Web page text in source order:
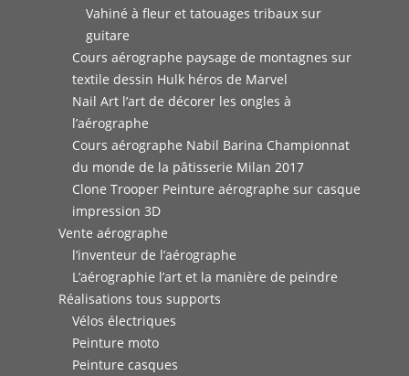
Vahiné à fleur et tatouages tribaux sur
guitare
Cours aérographe paysage de montagnes sur
textile dessin Hulk héros de Marvel
Nail Art l’art de décorer les ongles à
l’aérographe
Cours aérographe Nabil Barina Championnat
du monde de la pâtisserie Milan 2017
Clone Trooper Peinture aérographe sur casque
impression 3D
Vente aérographe
l’inventeur de l’aérographe
L’aérographie l’art et la manière de peindre
Réalisations tous supports
Vélos électriques
Peinture moto
Peinture casques